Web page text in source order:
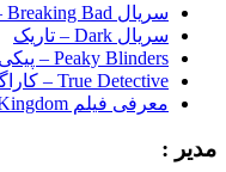
سریال Breaking Bad – افسار گسیخته
سریال Dark – تاریک
Peaky Blinders – پیکی بلایندرز
True Detective – کاراگاه واقعی
معرفی فیلم The Last Kingdom – آخرین پادشاهی
مدیر :